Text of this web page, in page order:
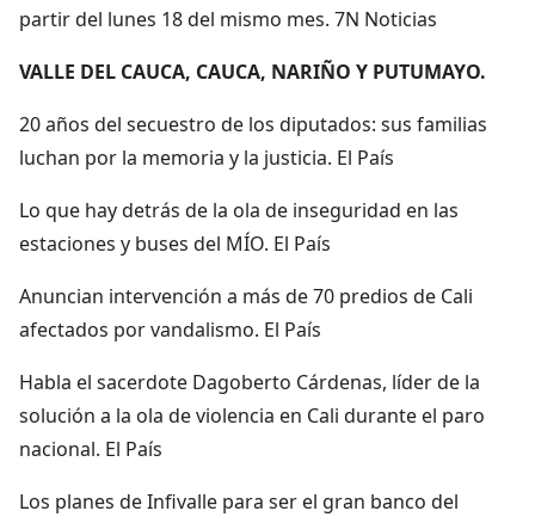
partir del lunes 18 del mismo mes. 7N Noticias
VALLE DEL CAUCA, CAUCA, NARIÑO Y PUTUMAYO.
20 años del secuestro de los diputados: sus familias
luchan por la memoria y la justicia. El País
Lo que hay detrás de la ola de inseguridad en las
estaciones y buses del MÍO. El País
Anuncian intervención a más de 70 predios de Cali
afectados por vandalismo. El País
Habla el sacerdote Dagoberto Cárdenas, líder de la
solución a la ola de violencia en Cali durante el paro
nacional. El País
Los planes de Infivalle para ser el gran banco del